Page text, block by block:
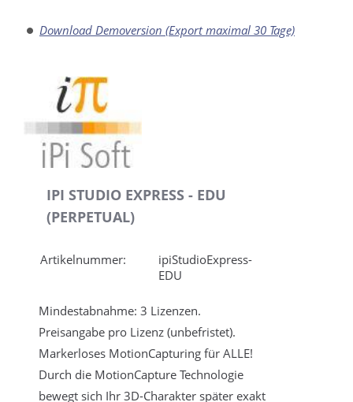
Download Demoversion (Export maximal 30 Tage)
IPI STUDIO EXPRESS - EDU
(PERPETUAL)
Artikelnummer:
ipiStudioExpress-
EDU
Mindestabnahme: 3 Lizenzen.
Preisangabe pro Lizenz (unbefristet).
Markerloses MotionCapturing für ALLE!
Durch die MotionCapture Technologie
bewegt sich Ihr 3D-Charakter später exakt